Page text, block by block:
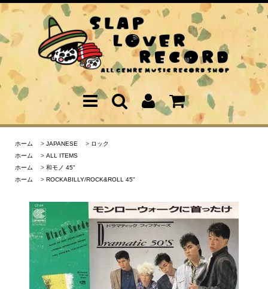
ホーム > JAPANESE > ロック
ホーム
> ALL ITEMS
ホーム
> 和モノ 45"
ホーム
> ROCKABILLY/ROCK&ROLL 45"